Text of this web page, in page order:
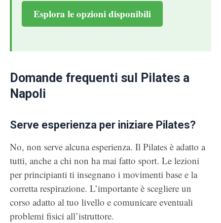
Esplora le opzioni disponibili
Domande frequenti sul Pilates a
Napoli
Serve esperienza per iniziare Pilates?
No, non serve alcuna esperienza. Il Pilates è adatto a
tutti, anche a chi non ha mai fatto sport. Le lezioni
per principianti ti insegnano i movimenti base e la
corretta respirazione. L’importante è scegliere un
corso adatto al tuo livello e comunicare eventuali
problemi fisici all’istruttore.